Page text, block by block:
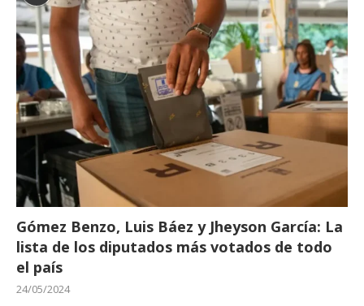
Gómez Benzo, Luis Báez y Jheyson García: La
lista de los diputados más votados de todo
el país
24/05/2024